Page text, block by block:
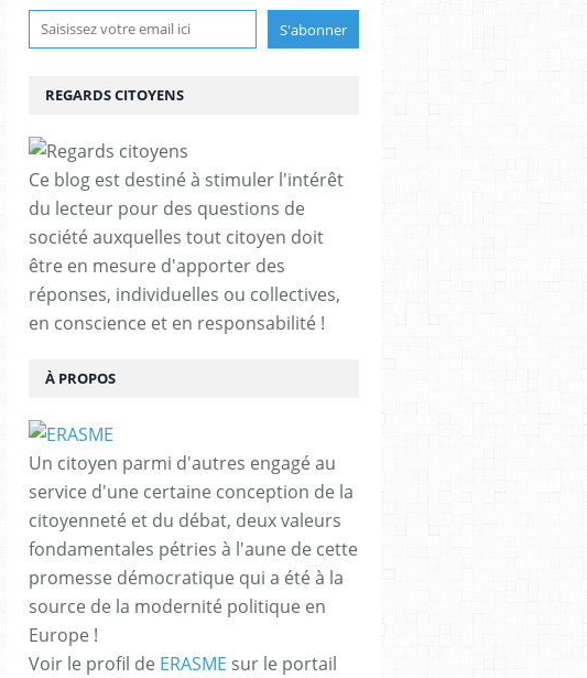
REGARDS CITOYENS
Ce blog est destiné à stimuler l'intérêt
du lecteur pour des questions de
société auxquelles tout citoyen doit
être en mesure d'apporter des
réponses, individuelles ou collectives,
en conscience et en responsabilité !
À PROPOS
Un citoyen parmi d'autres engagé au
service d'une certaine conception de la
citoyenneté et du débat, deux valeurs
fondamentales pétries à l'aune de cette
promesse démocratique qui a été à la
source de la modernité politique en
Europe !
Voir le profil de ERASME sur le portail